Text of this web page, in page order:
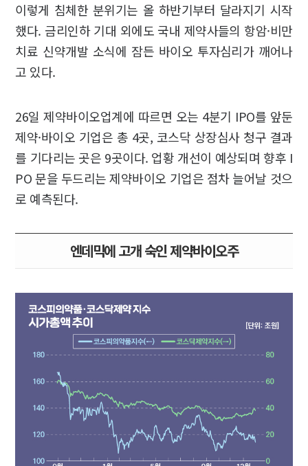
이렇게 침체한 분위기는 올 하반기부터 달라지기 시작
했다. 금리인하 기대 외에도 국내 제약사들의 항암·비만
치료 신약개발 소식에 잠든 바이오 투자심리가 깨어나
고 있다.
26일 제약바이오업계에 따르면 오는 4분기 IPO를 앞둔
제약·바이오 기업은 총 4곳, 코스닥 상장심사 청구 결과
를 기다리는 곳은 9곳이다. 업황 개선이 예상되며 향후 I
PO 문을 두드리는 제약바이오 기업은 점차 늘어날 것으
로 예측된다.
엔데믹에 고개 숙인 제약바이오주